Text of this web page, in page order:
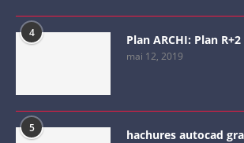
4 Plan ARCHI: Plan R+2
mai 12, 2019
5 hachures autocad